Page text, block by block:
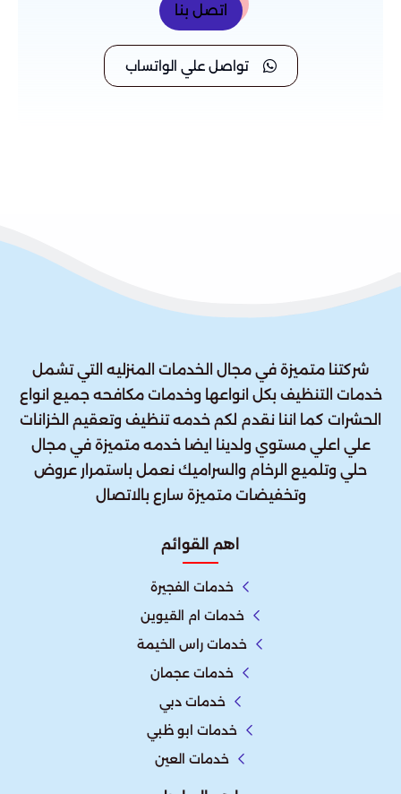
اتصل بنا
تواصل علي الواتساب
شركتنا متميزة في مجال الخدمات المنزليه التي تشمل
خدمات التنظيف بكل انواعها وخدمات مكافحه جميع انواع
الحشرات كما اننا نقدم لكم خدمه تنظيف وتعقيم الخزانات
علي اعلي مستوي ولدينا ايضا خدمه متميزة في مجال
حلي وتلميع الرخام والسراميك نعمل باستمرار عروض
وتخفيضات متميزة سارع بالاتصال
اهم القوائم
خدمات الفجيرة
خدمات ام القيوين
خدمات راس الخيمة
خدمات عجمان
خدمات دبي
خدمات ابو ظبي
خدمات العين